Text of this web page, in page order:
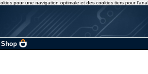
Shop
pour une navigation optimale et des cookies tiers pour